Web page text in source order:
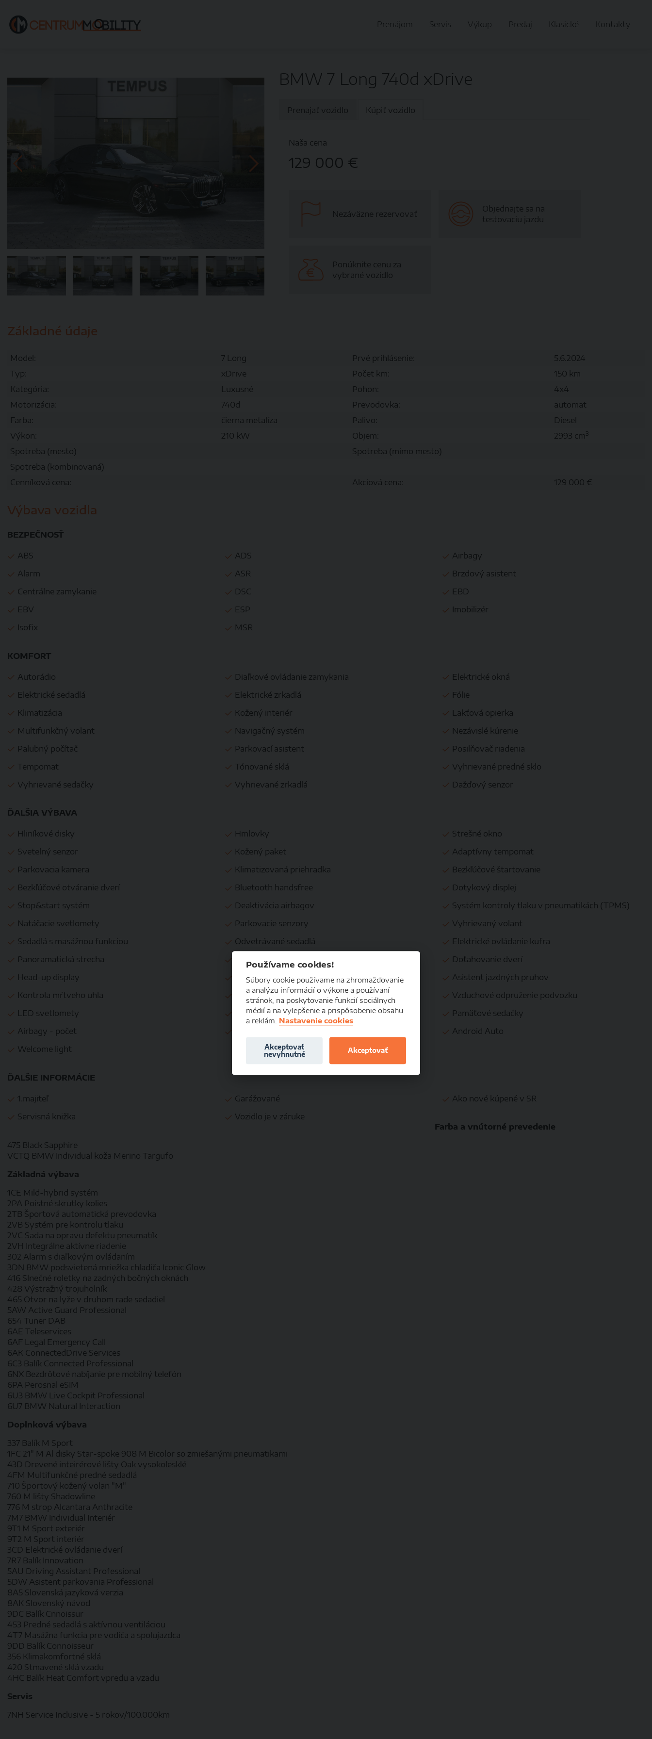
Prenájom Servis Výkup Predaj Klasické Kontakty
BMW 7 Long 740d xDrive
Prenajať vozidlo Kúpiť vozidlo
Naša cena
129 000 €
Nezáväzne rezervovať
Objednajte sa na
testovaciu jazdu
Ponúknite cenu za
vybrané vozidlo
Základné údaje
Model: 7 Long Prvé prihlásenie:
5.6.2024
Typ:
xDrive Počet km:
150 km
Kategória:
Luxusné Pohon:
4x4
Motorizácia:
740d Prevodovka:
automat
Farba:
čierna metalíza Palivo:
Diesel
Výkon:
210 kW Objem: 2993 cm3
Spotreba (mesto)
Spotreba (mimo mesto)
Spotreba (kombinovaná)
Cenníková cena:
Akciová cena: 129 000 €
Výbava vozidla
BEZPEČNOSŤ
ABS ADS
Airbagy
Alarm
ASR
Brzdový asistent
Centrálne zamykanie
DSC
EBD
EBV
ESP
Imobilizér
Isofix
MSR
KOMFORT
Autorádio Diaľkové ovládanie zamykania
Elektrické okná
Elektrické sedadlá
Elektrické zrkadlá
Fólie
Klimatizácia
Kožený interiér
Lakťová opierka
Multifunkčný volant
Navigačný systém
Nezávislé kúrenie
Palubný počítač
Parkovací asistent
Posilňovač riadenia
Tempomat
Tónované sklá
Vyhrievané predné sklo
Vyhrievané sedačky
Vyhrievané zrkadlá Dažďový senzor
ĎALŠIA VÝBAVA
Hliníkové disky Hmlovky
Strešné okno
Svetelný senzor
Kožený paket
Adaptívny tempomat
Parkovacia kamera
Klimatizovaná priehradka
Bezkľúčové štartovanie
Bezkľúčové otváranie dverí
Bluetooth handsfree
Dotykový displej
Stop&start systém
Deaktivácia airbagov
Systém kontroly tlaku v pneumatikách (TPMS)
Natáčacie svetlomety
Parkovacie senzory
Vyhrievaný volant
Sedadlá s masážnou funkciou
Odvetrávané sedadlá
Elektrické ovládanie kufra
Panoramatická strecha
Ostrekovače svetlometov
Doťahovanie dverí
Head-up display
Nočné videnie
Asistent jazdných pruhov
Kontrola mŕtveho uhla
Asistent rozjazdu do kopca
Vzduchové odpruženie podvozku
LED svetlomety
Bezdotykové otváranie kufra
Pamäťové sedačky
Airbagy - počet
Android Auto
Welcome light
ĎALŠIE INFORMÁCIE
1.majiteľ Garážované
Ako nové kúpené v SR
Servisná knižka
Vozidlo je v záruke
Farba a vnútorné prevedenie
475 Black Sapphire
VCTQ BMW Individual koža Merino Targufo
Základná výbava
1CE Mild-hybrid systém
2PA Poistné skrutky kolies
2TB Športová automatická prevodovka
2VB Systém pre kontrolu tlaku
2VC Sada na opravu defektu pneumatík
2VH Integrálne aktívne riadenie
302 Alarm s diaľkovým ovládaním
3DN BMW podsvietená mriežka chladiča Iconic Glow
416 Slnečné roletky na zadných bočných oknách
428 Výstražný trojuholník
465 Otvor na lyže v druhom rade sedadiel
5AW Active Guard Professional
654 Tuner DAB
6AE Teleservices
6AF Legal Emergency Call
6AK ConnectedDrive Services
6C3 Balík Connected Professional
6NX Bezdrôtové nabíjanie pre mobilný telefón
6PA Perosnal eSIM
6U3 BMW Live Cockpit Professional
6U7 BMW Natural Interaction
Doplnková výbava
337 Balík M Sport
1FC 21" M Al disky Star-spoke 908 M Bicolor so zmiešanými pneumatikami
43D Drevené inteirérové lišty Oak vysokolesklé
4FM Multifunkčné predné sedadlá
710 Športový kožený volan "M"
760 M lišty Shadowline
776 M strop Alcantara Anthracite
7M7 BMW Individual Interiér
9T1 M Sport exteriér
9T2 M Sport interiér
3CD Elektrické ovládanie dverí
7R7 Balík Innovation
5AU Driving Assistant Professional
5DW Asistent parkovania Professional
8A5 Slovenská jazyková verzia
8AK Slovenský návod
9DC Balík Cnnoissur
453 Predné sedadlá s aktívnou ventiláciou
4T7 Masážna funkcia pre vodiča a spolujazdca
9DD Balík Connoisseur
356 Klimakomfortné sklá
420 Stmavené sklá vzadu
4HC Balík Heat Comfort vpredu a vzadu
Servis
7NH Service Inclusive - 5 rokov/100.000km
Používame cookies!
Súbory cookie používame na zhromažďovanie
a analýzu informácií o výkone a používaní
stránok, na poskytovanie funkcií sociálnych
médií a na vylepšenie a prispôsobenie obsahu
a reklám. Nastavenie cookies
Akceptovať
nevyhnutné
Akceptovať